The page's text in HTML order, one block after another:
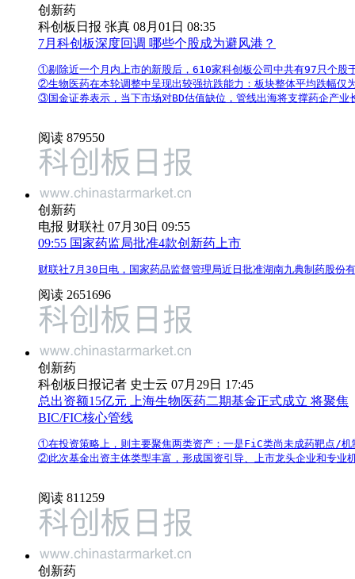
创新药
科创板日报 张真 08月01日 08:35
7月科创板深度回调 哪些个股成为避风港？
①剔除近一个月内上市的新股后，610家科创板公司中共有97只个股
②生物医药在本轮调整中呈现出较强抗跌能力：板块整体平均跌幅仅
③国金证券表示，当下市场对BD估值缺位，管线出海将支撑药企产业
阅读 879550
创新药
电报 财联社 07月30日 09:55
09:55 国家药监局批准4款创新药上市
财联社7月30日电，国家药品监督管理局近日批准湖南九典制药股
阅读 2651696
创新药
科创板日报记者 史士云 07月29日 17:45
总出资额15亿元 上海生物医药二期基金正式成立 将聚焦
BIC/FIC核心管线
①在投资策略上，则主要聚焦两类资产：一是FiC类尚未成药靶点/
②此次基金出资主体类型丰富，形成国资引导、上市龙头企业和专业
阅读 811259
创新药